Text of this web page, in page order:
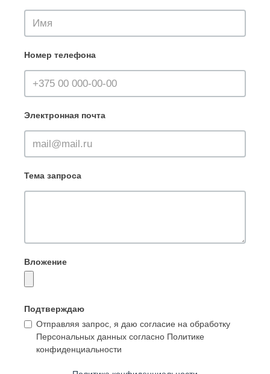
Номер телефона
Электронная почта
Тема запроса
Вложение
Подтверждаю
Отправляя запрос, я даю согласие на обработку
Персональных данных согласно Политике
конфиденциальности